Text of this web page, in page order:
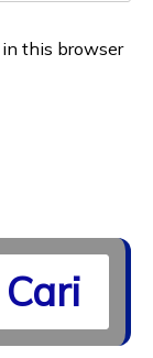
this browser
Cari